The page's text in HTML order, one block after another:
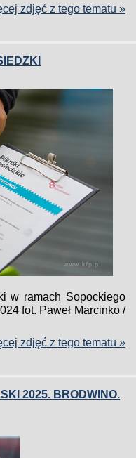
zdjęć z tego tematu »
w ramach Sopockiego
fot. Paweł Marcinko /
zdjęć z tego tematu »
2025. BRODWINO.